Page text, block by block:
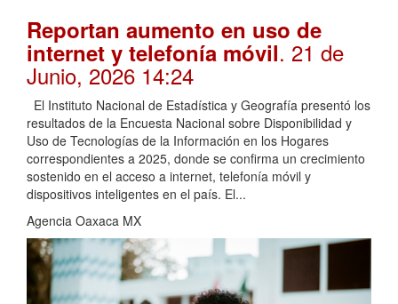
Reportan aumento en uso de
internet y telefonía móvil. 21 de
Junio, 2026 14:24
El Instituto Nacional de Estadística y Geografía presentó los
resultados de la Encuesta Nacional sobre Disponibilidad y
Uso de Tecnologías de la Información en los Hogares
correspondientes a 2025, donde se confirma un crecimiento
sostenido en el acceso a internet, telefonía móvil y
dispositivos inteligentes en el país. El...
Agencia Oaxaca MX